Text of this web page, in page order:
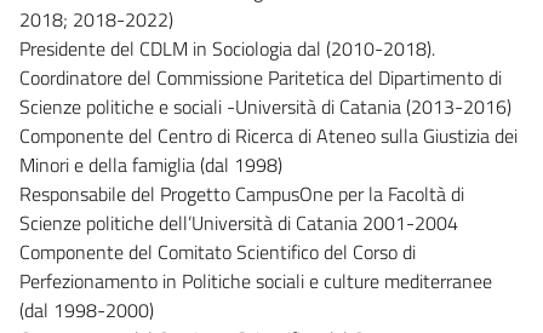
2018; 2018-2022)
Presidente del CDLM in Sociologia dal (2010-2018).
Coordinatore del Commissione Paritetica del Dipartimento di
Scienze politiche e sociali -Università di Catania (2013-2016)
Componente del Centro di Ricerca di Ateneo sulla Giustizia dei
Minori e della famiglia (dal 1998)
Responsabile del Progetto CampusOne per la Facoltà di
Scienze politiche dell’Università di Catania 2001-2004
Componente del Comitato Scientifico del Corso di
Perfezionamento in Politiche sociali e culture mediterranee
(dal 1998-2000)